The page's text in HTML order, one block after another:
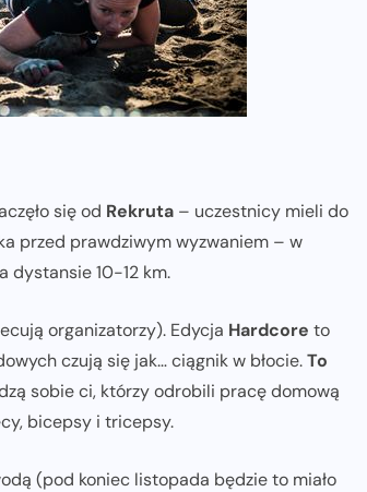
się od Rekruta – uczestnicy mieli do
przed prawdziwym wyzwaniem – w
dystansie 10-12 km.
organizatorzy). Edycja Hardcore to
czują się jak… ciągnik w błocie.To
sobie ci, którzy odrobili pracę domową
bicepsy i tricepsy.
(pod koniec listopada będzie to miało